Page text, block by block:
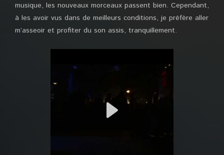
musique, les nouveaux morceaux passent bien. Cependant,
à les avoir vus dans de meilleurs conditions, je préfère aller
m’asseoir et profiter du son assis, tranquillement.